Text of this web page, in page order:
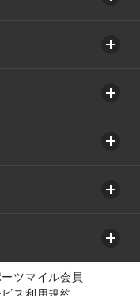
ーツマイル会員
ス利用規約